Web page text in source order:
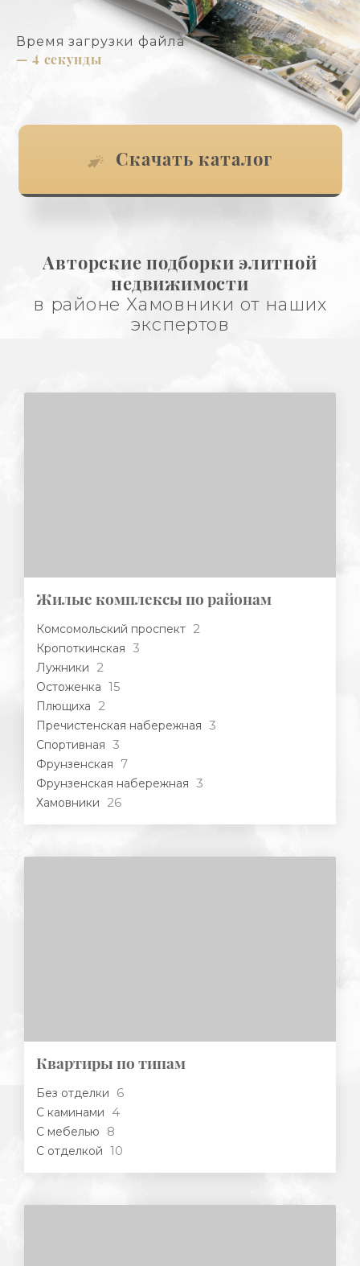
Время загрузки файла
— 4 секунды
Скачать каталог
Авторские подборки элитной
недвижимости
в районе Хамовники от наших
экспертов
Жилые комплексы по районам
Комсомольский проспект 2
Кропоткинская 3
Лужники 2
Остоженка 15
Плющиха 2
Пречистенская набережная 3
Спортивная 3
Фрунзенская 7
Фрунзенская набережная 3
Хамовники 26
Квартиры по типам
Без отделки 6
С каминами 4
С мебелью 8
С отделкой 10